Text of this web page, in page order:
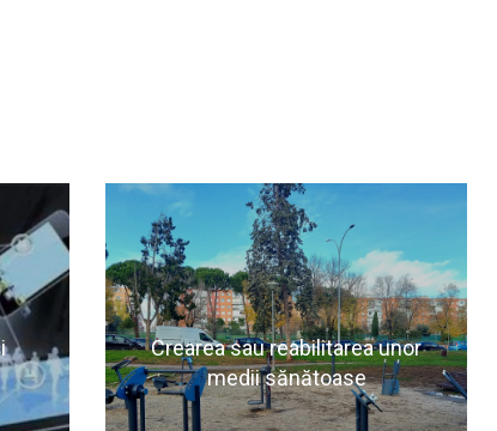
Crearea sau reabilitarea unor
medii sănătoase